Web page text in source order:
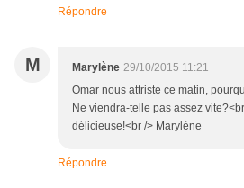
Répondre
M Marylène 29/10/2015 11:21
Omar nous attriste ce matin,
Ne viendra-telle pas assez
délicieuse!<br /> Marylène
Répondre